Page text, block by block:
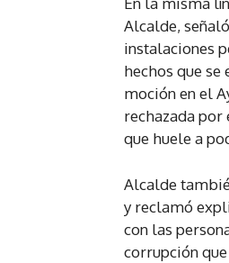
Alcalde,
instalaciones
hechos que
moción en el
rechazada por
que huele a
Alcalde
y reclamó
con las
corrupción